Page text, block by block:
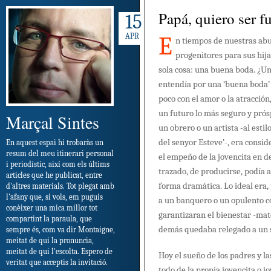
Marçal Sintes
En aquest espai hi trobaràs un
resum del meu itinerari personal
i periodístic, així com els últims
articles que he publicat, entre
d'altres materials. Tot plegat amb
l'afany que, si vols, em puguis
conèixer una mica millor tot
compartint la paraula, que
sempre és, com va dir Montaigne,
meitat de qui la pronuncia,
meitat de qui l'escolta. Espero de
veritat que acceptis la invitació.
15
APR
Papá, quiero ser
E n tiempos de nuestras
progenitores para sus
sola cosa: una buena boda.
entendía por una ‘buena
poco con el amor o la
un futuro lo más seguro y
un obrero o un artista -al estilo
del senyor Esteve’-, era
el empeño de la jovencita en
trazado, de producirse, podía
forma dramática. Lo ideal
a un banquero o un opulento
garantizaran el bienestar -
demás quedaba relegado a un
Hoy el sueño de los padres y